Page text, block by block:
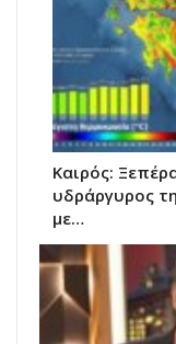
Καιρός:
υδράργυρος
με…